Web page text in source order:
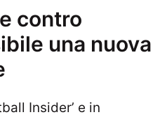
contro
una nuova
Insider’ e in